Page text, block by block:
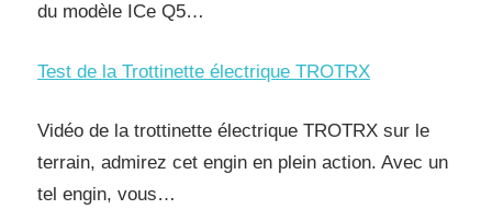
du modèle ICe Q5…
Test de la Trottinette électrique TROTRX
Vidéo de la trottinette électrique TROTRX sur le
terrain, admirez cet engin en plein action. Avec un
tel engin, vous…